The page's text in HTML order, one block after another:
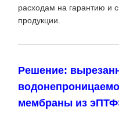
расходам на гарантию и
продукции.
Решение:
мембраны из